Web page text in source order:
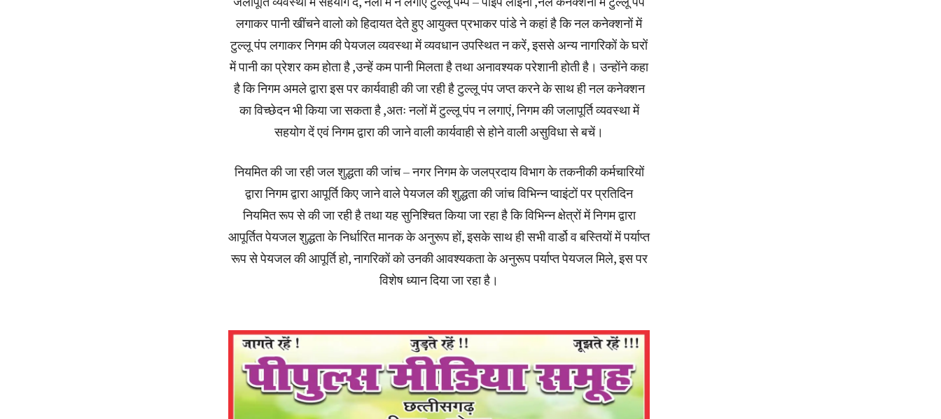
लगाकर पानी खींचने वालो को हिदायत देते हुए आयुक्त प्रभाकर पांडे ने कहां है कि नल कनेक्शनों में
टुल्लू पंप लगाकर निगम की पेयजल व्यवस्था में व्यवधान उपस्थित न करें, इससे अन्य नागरिकों के घरों
में पानी का प्रेशर कम होता है ,उन्हें कम पानी मिलता है तथा अनावश्यक परेशानी होती है। उन्होंने कहा
है कि निगम अमले द्वारा इस पर कार्यवाही की जा रही है टुल्लू पंप जप्त करने के साथ ही नल कनेक्शन
का विच्छेदन भी किया जा सकता है ,अतः नलों में टुल्लू पंप न लगाएं, निगम की जलापूर्ति व्यवस्था में
सहयोग दें एवं निगम द्वारा की जाने वाली कार्यवाही से होने वाली असुविधा से बचें।
नियमित की जा रही जल शुद्धता की जांच – नगर निगम के जलप्रदाय विभाग के तकनीकी कर्मचारियों
द्वारा निगम द्वारा आपूर्ति किए जाने वाले पेयजल की शुद्धता की जांच विभिन्न प्वाइंटों पर प्रतिदिन
नियमित रूप से की जा रही है तथा यह सुनिश्चित किया जा रहा है कि विभिन्न क्षेत्रों में निगम द्वारा
आपूर्तित पेयजल शुद्धता के निर्धारित मानक के अनुरूप हों, इसके साथ ही सभी वार्डो व बस्तियों में पर्याप्त
रूप से पेयजल की आपूर्ति हो, नागरिकों को उनकी आवश्यकता के अनुरूप पर्याप्त पेयजल मिले, इस पर
विशेष ध्यान दिया जा रहा है।